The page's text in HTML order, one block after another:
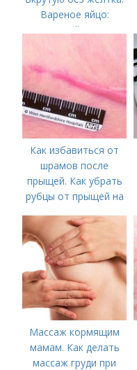
Вареное яйцо:
калорийность
Как избавиться от
шрамов после
прыщей. Как убрать
рубцы от прыщей на
Массаж кормящим
мамам. Как делать
массаж груди при